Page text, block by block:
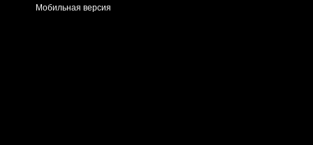
Мобильная версия